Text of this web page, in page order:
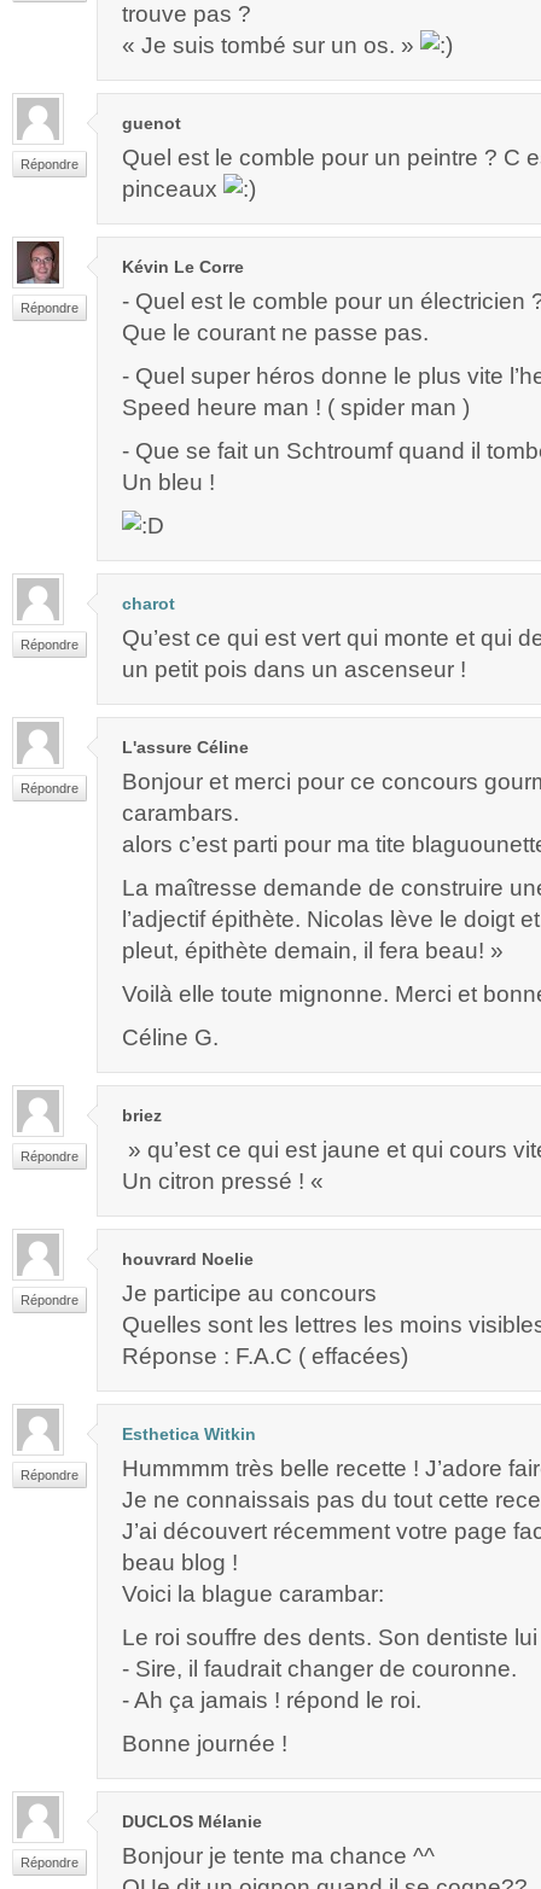
trouve pas ?
« Je suis tombé sur un os. »
Répondre
guenot
Quel est le comble pour un peintre ? C
pinceaux
Répondre
Kévin Le Corre
- Quel est le comble pour un électricien
Que le courant ne passe pas.
- Quel super héros donne le plus vite
Speed heure man ! ( spider man )
- Que se fait un Schtroumf quand il
Un bleu !
Répondre
charot
Qu’est ce qui est vert qui monte et qui
un petit pois dans un ascenseur !
Répondre
L'assure Céline
Bonjour et merci pour ce concours
carambars.
alors c’est parti pour ma tite
La maîtresse demande de construire
l’adjectif épithète. Nicolas lève le doigt
pleut, épithète demain, il fera beau! »
Voilà elle toute mignonne. Merci et
Céline G.
Répondre
briez
» qu’est ce qui est jaune et qui cours
Un citron pressé ! «
Répondre
houvrard Noelie
Je participe au concours
Quelles sont les lettres les moins
Réponse : F.A.C ( effacées)
Répondre
Esthetica Witkin
Hummmm très belle recette ! J’adore
Je ne connaissais pas du tout cette
J’ai découvert récemment votre page
beau blog !
Voici la blague carambar:
Le roi souffre des dents. Son dentiste lui
- Sire, il faudrait changer de couronne.
- Ah ça jamais ! répond le roi.
Bonne journée !
Répondre
DUCLOS Mélanie
Bonjour je tente ma chance ^^